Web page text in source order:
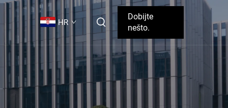
HR
Dobijte
nešto.